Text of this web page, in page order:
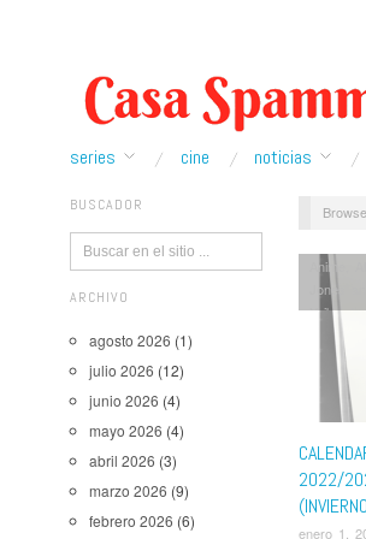
series cine noticias
BUSCADOR
ARCHIVO
agosto 2026 (1)
julio 2026 (12)
junio 2026 (4)
mayo 2026 (4)
abril 2026 (3)
marzo 2026 (9)
febrero 2026 (6)
2022/
enero 1,
Anime
Jones
Yaiba,
Hero
Pollos
Bad Batch
Blacklist
Legend
También